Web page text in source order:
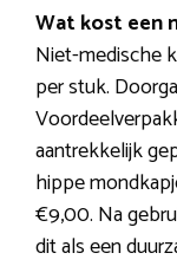
Wat kost een
Niet-medische
per stuk.
aantrekkelijk
hippe
€9,00. Na
dit als een